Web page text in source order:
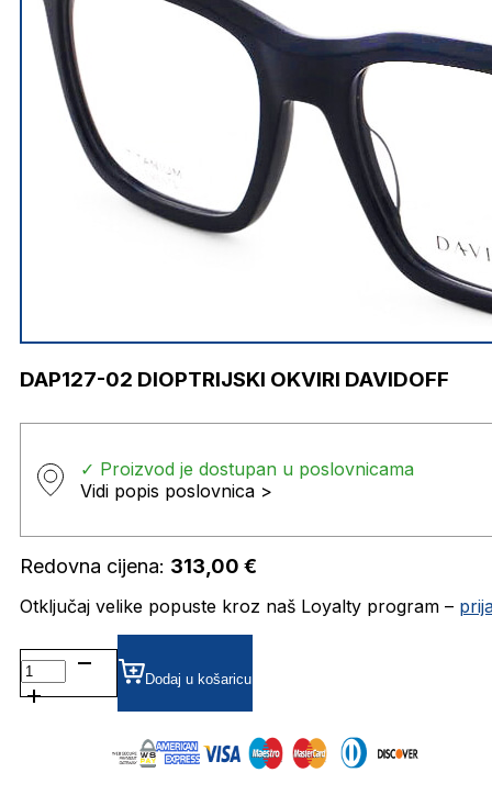
DAP127-02 DIOPTRIJSKI OKVIRI DAVIDOFF
✓ Proizvod je dostupan u poslovnicama
Vidi popis poslovnica >
Redovna cijena: 313,00 €
Otključaj velike popuste kroz naš Loyalty program –
DAP127-
02 DIOPTRIJSKI
OKVIRI
Dodaj u košaricu